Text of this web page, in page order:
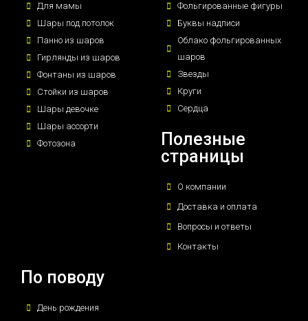
Для мамы
Шары под потолок
Панно из шаров
Гирлянды из шаров
Фонтаны из шаров
Стойки из шаров
Шары девочке
Шары ассорти
Фотозона
Фольгированные фигуры
Буквы надписи
Облако фольгированных
шаров
Звезды
Круги
Сердца
Полезные
страницы
О компании
Доставка и оплата
Вопросы и ответы
Контакты
По поводу
День рождения